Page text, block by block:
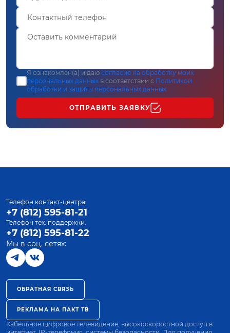
Я ознакомлен(а) и даю согласие на обработку моих
персональных данных в соответствии с Политикой
обработки и защиты персональных данных
ОТПРАВИТЬ ЗАЯВКУ
Телефон контакт-центра:
+7 (812) 595-81-21
Телефон тех. поддержки:
+7 (812) 595-81-22
Мы в соц. сетях:
ОБРАТНАЯ СВЯЗЬ
РЕКЛАМА НА ПАКТ ТВ
Кабельное цифровое телевидение, высокоскоростной доступ в